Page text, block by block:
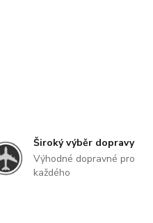
Široký výběr dopravy
Výhodné dopravné pro
každého